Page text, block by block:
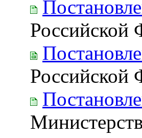
Российской
Российской